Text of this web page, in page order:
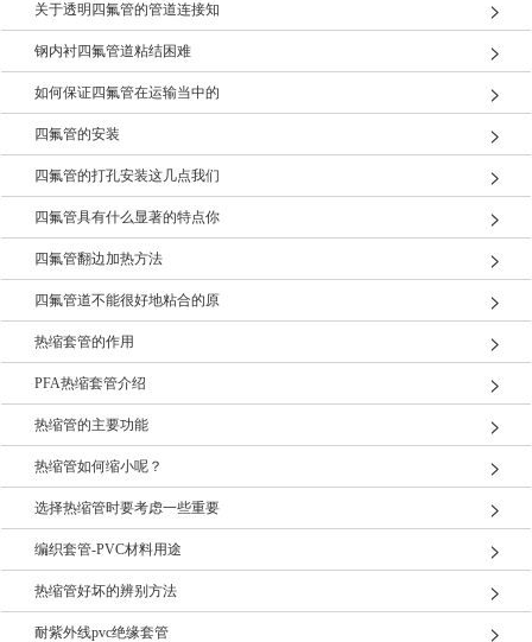
关于透明四氟管的管道连接知
钢内衬四氟管道粘结困难
如何保证四氟管在运输当中的
四氟管的安装
四氟管的打孔安装这几点我们
四氟管具有什么显著的特点你
四氟管翻边加热方法
四氟管道不能很好地粘合的原
热缩套管的作用
PFA热缩套管介绍
热缩管的主要功能
热缩管如何缩小呢？
选择热缩管时要考虑一些重要
编织套管-PVC材料用途
热缩管好坏的辨别方法
耐紫外线pvc绝缘套管